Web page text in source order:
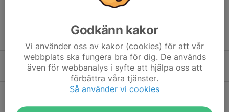
8. Kevin Eriksson Flygt
Godkänn kakor
Vi använder oss av kakor (cookies) för att vår
webbplats ska fungera bra för dig. De används
även för webbanalys i syfte att hjälpa oss att
förbättra våra tjänster.
Så använder vi cookies